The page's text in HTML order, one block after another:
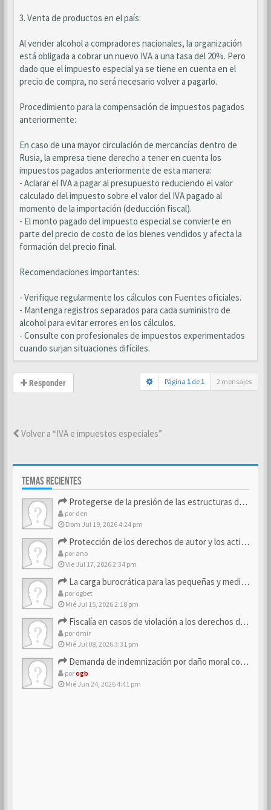
3. Venta de productos en el país:
Al vender alcohol a compradores nacionales, la organización
está obligada a cobrar un nuevo IVA a una tasa del 20%. Pero
dado que el impuesto especial ya se tiene en cuenta en el
precio de compra, no será necesario volver a pagarlo.
Procedimiento para la compensación de impuestos pagados
anteriormente:
En caso de una mayor circulación de mercancías dentro de
Rusia, la empresa tiene derecho a tener en cuenta los
impuestos pagados anteriormente de esta manera:
- Aclarar el IVA a pagar al presupuesto reduciendo el valor
calculado del impuesto sobre el valor del IVA pagado al
momento de la importación (deducción fiscal).
- El monto pagado del impuesto especial se convierte en
parte del precio de costo de los bienes vendidos y afecta la
formación del precio final.
Recomendaciones importantes:
- Verifique regularmente los cálculos con Fuentes oficiales.
- Mantenga registros separados para cada suministro de
alcohol para evitar errores en los cálculos.
- Consulte con profesionales de impuestos experimentados
cuando surjan situaciones difíciles.
Responder Página 1 de 1 2 mensajes
Volver a “IVA e impuestos especiales”
TEMAS RECIENTES
Protegerse de la presión de las estructuras de control
por den
Dom Jul 19, 2026 4:24 pm
Protección de los derechos de autor y los activos de marca
por ano
Vie Jul 17, 2026 2:34 pm
La carga burocrática para las pequeñas y medianas empresas
por ogbet
Mié Jul 15, 2026 2:18 pm
Fiscalía en casos de violación a los derechos de los consum…
por dmir
Mié Jul 08, 2026 3:31 pm
Demanda de indemnización por daño moral contra la empresa
porogb
Mié Jun 24, 2026 4:41 pm